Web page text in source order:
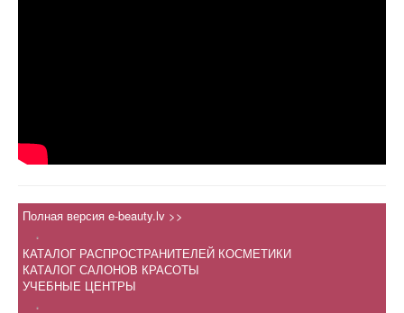
Полная версия e-beauty.lv >>
.
КАТАЛОГ РАСПРОСТРАНИТЕЛЕЙ КОСМЕТИКИ
КАТАЛОГ САЛОНОВ КРАСОТЫ
УЧЕБНЫЕ ЦЕНТРЫ
.